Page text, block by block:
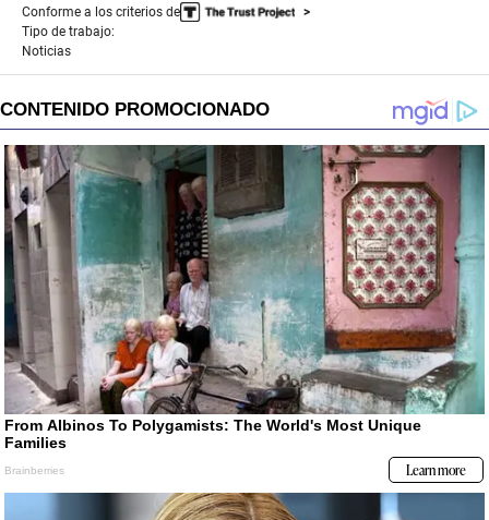
Conforme a los criterios de
Tipo de trabajo:
Noticias